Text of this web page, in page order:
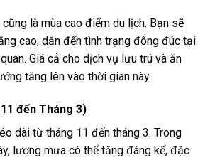
tố quyết định lớn đến cảm giác và sự
khi đến Bali. Để đưa ra lựa chọn đúng
thể về từng mùa ở Bali.
đến Tháng 10)
kéo dài từ tháng 4 đến tháng 10
điểm lý tưởng để du khách khám phá